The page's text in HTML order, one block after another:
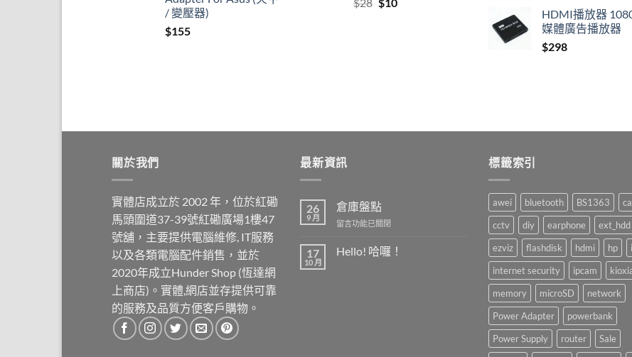
/ 變壓器)
$155
$28 $10
HDMI播放器
媒體廣告播放器
$298
關於我們
實體店成立於 2002 年，位於紅磡
馬頭圍道37-39號紅磡廣場1樓47
號舖，主要提供電腦維修, IT服務
以及各類電腦配件銷售，並於
2020年成立Hunder Shop (恆達網
上商店)。實體,網店並存提供可靠
的服務及品質方便客戶購物。
最新資訊
26
9 月
倉庫盤點
在
庫
盤
留言功能已關閉
17
10 月
Hello! 哈囉！
標籤索引
awei bluetooth BS1363
cctv
diy earphone
ext_hdd
ezviz
flashdisk hdmi hp
internet security
ipcam
memory
microSD
network
Power Adapter
powerbank
Power Supply
router
Sale